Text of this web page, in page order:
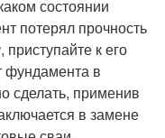
состоянии
потерял прочность
к его
фундамента в
сделать, применив
в замене